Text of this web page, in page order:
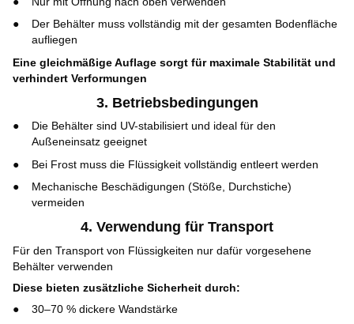
Der Behälter muss vollständig mit der gesamten Bodenfläche
aufliegen
Eine gleichmäßige Auflage sorgt für maximale Stabilität und
verhindert Verformungen
3. Betriebsbedingungen
Die Behälter sind UV-stabilisiert und ideal für den
Außeneinsatz geeignet
Bei Frost muss die Flüssigkeit vollständig entleert werden
Mechanische Beschädigungen (Stöße, Durchstiche)
vermeiden
4. Verwendung für Transport
Für den Transport von Flüssigkeiten nur dafür vorgesehene
Behälter verwenden
Diese bieten zusätzliche Sicherheit durch:
30–70 % dickere Wandstärke